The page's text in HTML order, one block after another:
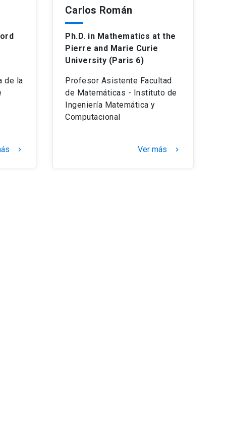
de la
keyboard_arrow_right
Carlos Román
Ph.D. in Mathematics at the
Pierre and Marie Curie
University (Paris 6)
Profesor Asistente Facultad
de Matemáticas - Instituto de
Ingeniería Matemática y
Computacional
Ver más keyboard_arrow_right